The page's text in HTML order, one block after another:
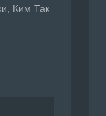
Ким Так